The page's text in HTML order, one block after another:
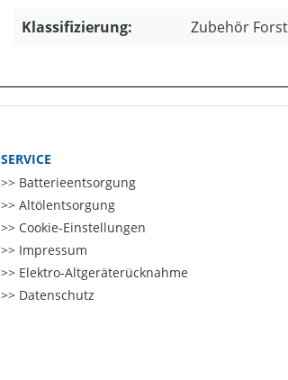
Klassifizierung: Zubehör
SERVICE
Batterieentsorgung
Altölentsorgung
Cookie-Einstellungen
Impressum
Elektro-Altgeräterücknahme
Datenschutz